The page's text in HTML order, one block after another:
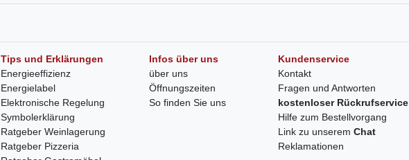
Tips und Erklärungen
Energieeffizienz
Energielabel
Elektronische Regelung
Symbolerklärung
Ratgeber Weinlagerung
Ratgeber Pizzeria
Infos über uns
über uns
Öffnungszeiten
So finden Sie uns
Kundenservice
Kontakt
Fragen und Antworten
kostenloser Rückrufservice
Hilfe zum Bestellvorgang
Link zu unserem Chat
Reklamationen